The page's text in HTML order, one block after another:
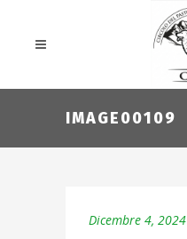
IMAGE00109
Dicembre 4, 2024